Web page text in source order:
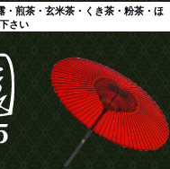
煎茶・玄米茶・くき茶・粉茶・ほ
さい